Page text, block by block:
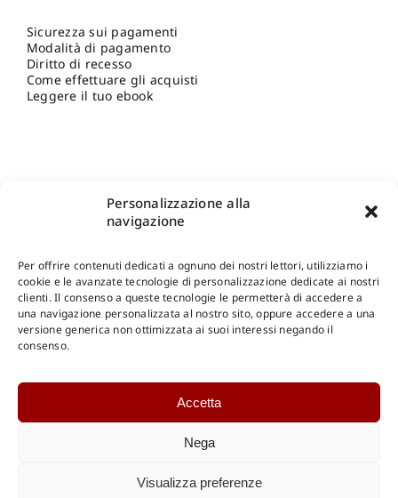
Personalizzazione alla
navigazione
Per offrire contenuti dedicati a ognuno dei nostri lettori, utilizziamo i
cookie e le avanzate tecnologie di personalizzazione dedicate ai nostri
clienti. Il consenso a queste tecnologie le permetterà di accedere a
una navigazione personalizzata al nostro sito, oppure accedere a una
versione generica non ottimizzata ai suoi interessi negando il
consenso.
Accetta
Nega
Visualizza preferenze
Sicurezza sui pagamenti
Modalità di pagamento
Diritto di recesso
Come effettuare gli acquisti
Leggere il tuo ebook
Shop Gangemi Editore-Pagamenti Sicuri e anche Rateali
Catalogo Internazionale
DOWNLOAD
Catalogo Internazionale